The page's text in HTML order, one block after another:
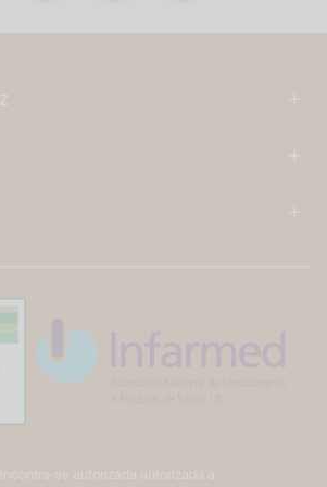
+
+
+
se autorizada autorizada a